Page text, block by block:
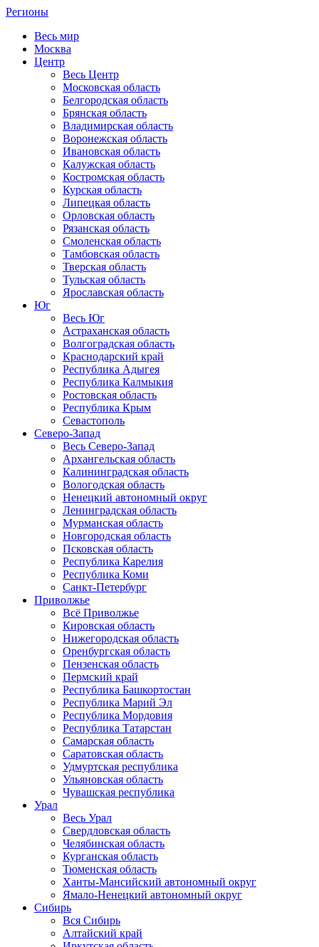
Регионы
Весь мир
Москва
Центр
Весь Центр
Московская область
Белгородская область
Брянская область
Владимирская область
Воронежская область
Ивановская область
Калужская область
Костромская область
Курская область
Липецкая область
Орловская область
Рязанская область
Смоленская область
Тамбовская область
Тверская область
Тульская область
Ярославская область
Юг
Весь Юг
Астраханская область
Волгоградская область
Краснодарский край
Республика Адыгея
Республика Калмыкия
Ростовская область
Республика Крым
Севастополь
Северо-Запад
Весь Северо-Запад
Архангельская область
Калининградская область
Вологодская область
Ненецкий автономный округ
Ленинградская область
Мурманская область
Новгородская область
Псковская область
Республика Карелия
Республика Коми
Санкт-Петербург
Приволжье
Всё Приволжье
Кировская область
Нижегородская область
Оренбургская область
Пензенская область
Пермский край
Республика Башкортостан
Республика Марий Эл
Республика Мордовия
Республика Татарстан
Самарская область
Саратовская область
Удмуртская республика
Ульяновская область
Чувашская республика
Урал
Весь Урал
Свердловская область
Челябинская область
Курганская область
Тюменская область
Ханты-Мансийский автономный округ
Ямало-Ненецкий автономный округ
Сибирь
Вся Сибирь
Алтайский край